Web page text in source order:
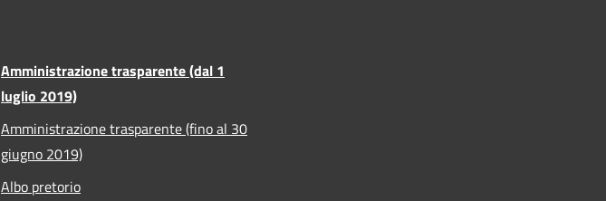
Amministrazione trasparente (dal 1
luglio 2019)
Amministrazione trasparente (fino al 30
giugno 2019)
Albo pretorio